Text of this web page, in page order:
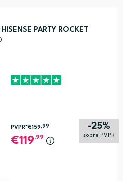
PARTY ROCKET
-25%
sobre PVPR
PVPR*€159 ,99
119,99